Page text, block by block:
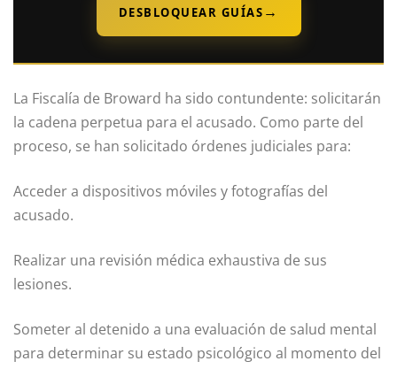
DESBLOQUEAR GUÍAS →
La Fiscalía de Broward ha sido contundente: solicitarán
la cadena perpetua para el acusado. Como parte del
proceso, se han solicitado órdenes judiciales para:
Acceder a dispositivos móviles y fotografías del
acusado.
Realizar una revisión médica exhaustiva de sus
lesiones.
Someter al detenido a una evaluación de salud mental
para determinar su estado psicológico al momento del